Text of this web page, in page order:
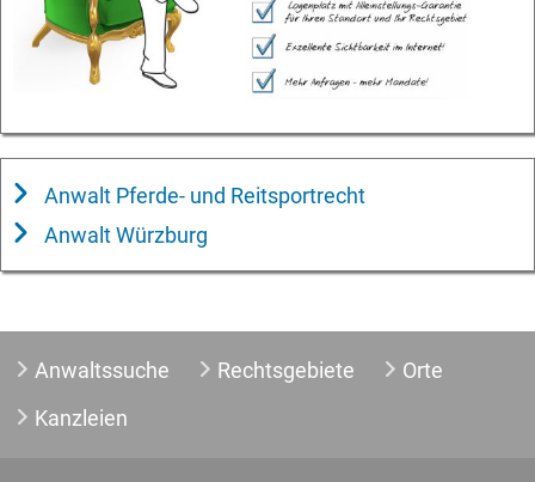
Anwalt Pferde- und Reitsportrecht
Anwalt Würzburg
Anwaltssuche Rechtsgebiete
Orte
Kanzleien